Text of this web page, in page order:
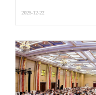
2025-12-22